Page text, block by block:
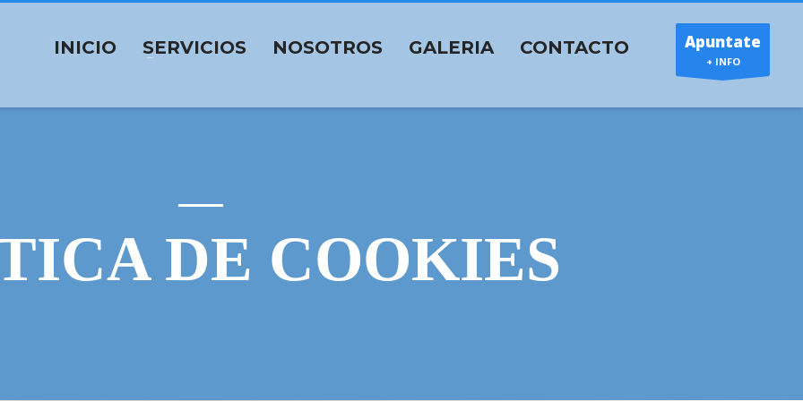
INICIO SERVICIOS NOSOTROS GALERIA CONTACTO Apuntate
+ INFO
DE COOKIES